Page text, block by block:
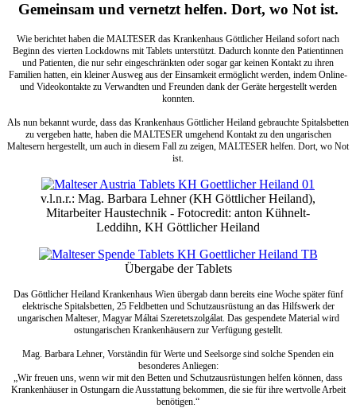
Gemeinsam und vernetzt helfen. Dort, wo Not ist.
Wie berichtet haben die MALTESER das Krankenhaus Göttlicher Heiland sofort nach
Beginn des vierten Lockdowns mit Tablets unterstützt. Dadurch konnte den Patientinnen
und Patienten, die nur sehr eingeschränkten oder sogar gar keinen Kontakt zu ihren
Familien hatten, ein kleiner Ausweg aus der Einsamkeit ermöglicht werden, indem Online-
und Videokontakte zu Verwandten und Freunden dank der Geräte hergestellt werden
konnten.
Als nun bekannt wurde, dass das Krankenhaus Göttlicher Heiland gebrauchte Spitalsbetten
zu vergeben hatte, haben die MALTESER umgehend Kontakt zu den ungarischen
Maltesern hergestellt, um auch in diesem Fall zu zeigen, MALTESER helfen. Dort, wo Not
ist.
v.l.n.r.: Mag. Barbara Lehner (KH Göttlicher Heiland),
Mitarbeiter Haustechnik - Fotocredit: anton Kühnelt-
Leddihn, KH Göttlicher Heiland
Übergabe der Tablets
Das Göttlicher Heiland Krankenhaus Wien übergab dann bereits eine Woche später fünf
elektrische Spitalsbetten, 25 Feldbetten und Schutzausrüstung an das Hilfswerk der
ungarischen Malteser, Magyar Máltai Szeretetszolgálat. Das gespendete Material wird
ostungarischen Krankenhäusern zur Verfügung gestellt.
Mag. Barbara Lehner, Vorständin für Werte und Seelsorge sind solche Spenden ein
besonderes Anliegen:
„Wir freuen uns, wenn wir mit den Betten und Schutzausrüstungen helfen können, dass
Krankenhäuser in Ostungarn die Ausstattung bekommen, die sie für ihre wertvolle Arbeit
benötigen.“